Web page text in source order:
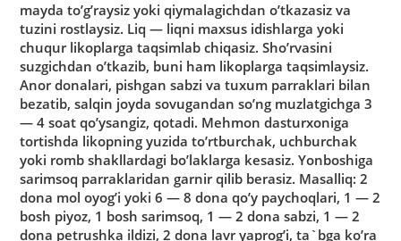
mayda to’g’raysiz yoki qiymalagichdan o’tkazasiz va
tuzini rostlaysiz. Liq — liqni maxsus idishlarga yoki
chuqur likoplarga taqsimlab chiqasiz. Sho’rvasini
suzgichdan o’tkazib, buni ham likoplarga taqsimlaysiz.
Anor donalari, pishgan sabzi va tuxum parraklari bilan
bezatib, salqin joyda sovugandan so’ng muzlatgichga 3
— 4 soat qo’ysangiz, qotadi. Mehmon dasturxoniga
tortishda likopning yuzida to’rtburchak, uchburchak
yoki romb shakllardagi bo’laklarga kesasiz. Yonboshiga
sarimsoq parraklaridan garnir qilib berasiz. Masalliq: 2
dona mol oyog’i yoki 6 — 8 dona qo’y paychoqlari, 1 — 2
bosh piyoz, 1 bosh sarimsoq, 1 — 2 dona sabzi, 1 — 2
dona petrushka ildizi, 2 dona lavr yaprog’i, ta`bga ko’ra